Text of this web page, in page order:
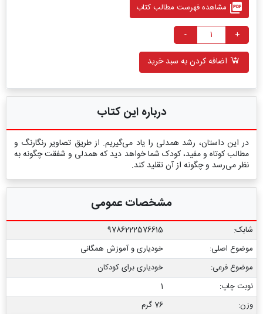
picture_as_pdf مشاهده فهرست مطالب کتاب
+
-
اضافه کردن به سبد خرید
درباره این کتاب
در این داستان، رشد همدلی را یاد می‌گیریم. از طریق تصاویر رنگارنگ و
مطالب کوتاه و مفید، کودک شما خواهد دید که همدلی و شفقت چگونه به
نظر می‌رسد و چگونه از آن تقلید کند.
مشخصات عمومی
شابک:
9786222576615
موضوع اصلی:
خودیاری و آموزش همگانی
موضوع فرعی:
خودیاری برای کودکان
نوبت چاپ:
1
وزن:
76 گرم